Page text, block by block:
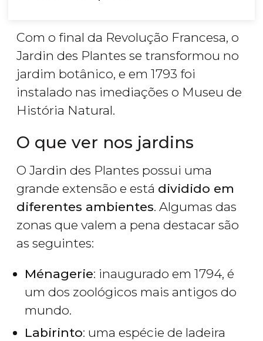
Com o final da Revolução Francesa, o
Jardin des Plantes se transformou no
jardim botânico, e em 1793 foi
instalado nas imediações o Museu de
História Natural.
O que ver nos jardins
O Jardin des Plantes possui uma
grande extensão e está dividido em
diferentes ambientes. Algumas das
zonas que valem a pena destacar são
as seguintes:
Ménagerie: inaugurado em 1794, é
um dos zoológicos mais antigos do
mundo.
Labirinto: uma espécie de ladeira